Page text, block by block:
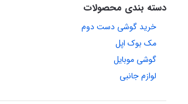
دسته بندی محصولات
خرید گوشی دست دوم
مک بوک اپل
گوشی موبایل
لوازم جانبی